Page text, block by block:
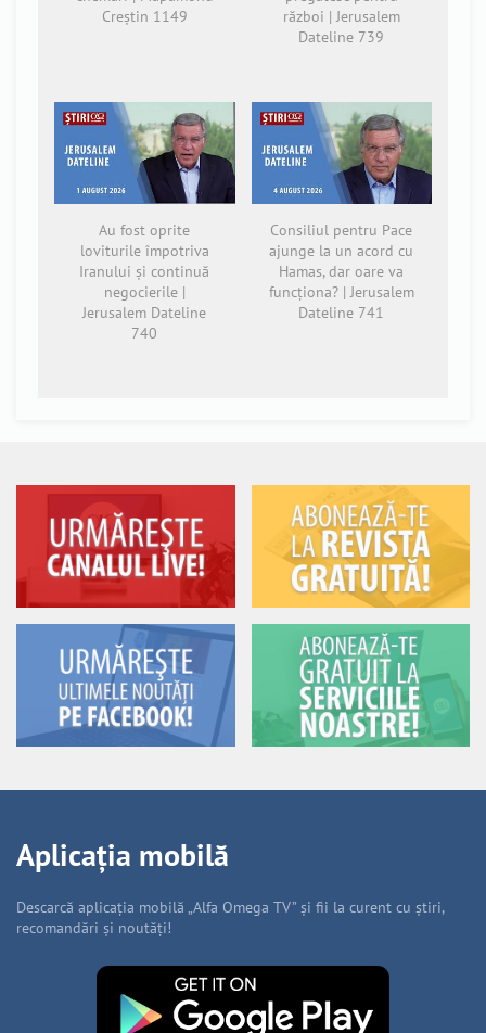
Creștin 1149
război | Jerusalem
Dateline 739
Au fost oprite
loviturile împotriva
Iranului și continuă
negocierile |
Jerusalem Dateline
740
Consiliul pentru Pace
ajunge la un acord cu
Hamas, dar oare va
funcționa? | Jerusalem
Dateline 741
Aplicația mobilă
Descarcă aplicația mobilă „Alfa Omega TV” și fii la curent cu știri,
recomandări și noutăți!